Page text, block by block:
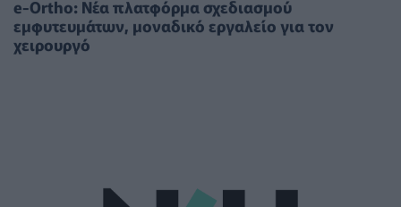
e-Ortho: Νέα πλατφόρμα σχεδιασμού
εμφυτευμάτων, μοναδικό εργαλείο για τον
χειρουργό